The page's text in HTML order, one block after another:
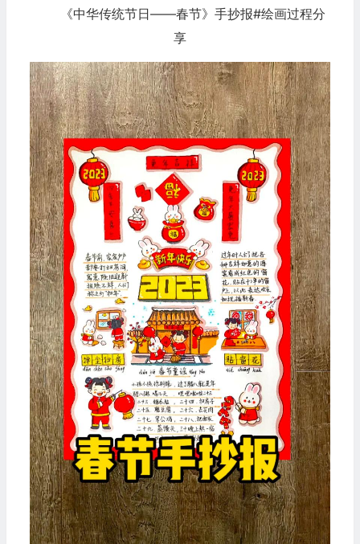
《中华传统节日——春节》手抄报#绘画过程分
享